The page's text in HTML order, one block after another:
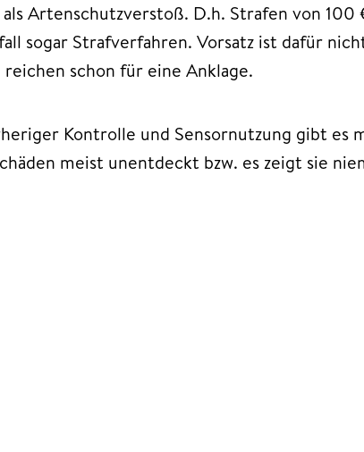
Artenschutzverstoß. D.h. Strafen von 100
sogar Strafverfahren. Vorsatz ist dafür
schon für eine Anklage.
Kontrolle und Sensornutzung gibt es
meist unentdeckt bzw. es zeigt sie